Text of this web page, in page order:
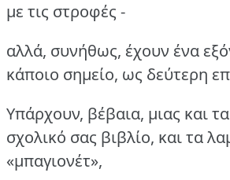
με τις στροφές -
αλλά, συνήθως, έχουν ένα
κάποιο σημείο, ως δεύτερη
Υπάρχουν, βέβαια, μιας και τα
σχολικό σας βιβλίο, και τα
«μπαγιονέτ»,